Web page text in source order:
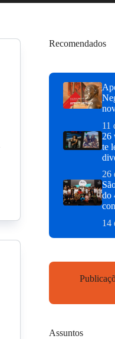
Recomendados
11
26
te
26
do
14
Assuntos